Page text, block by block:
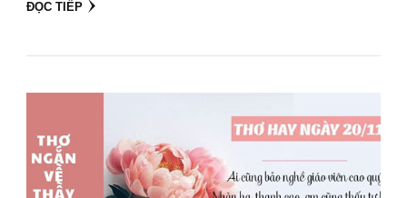
ĐỌC TIẾP